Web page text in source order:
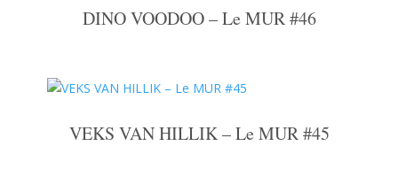
DINO VOODOO – Le MUR #46
VEKS VAN HILLIK – Le MUR #45